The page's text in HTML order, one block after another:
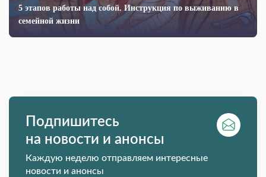
5 этапов работы над собой. Инструкция по выживанию в
семейной жизни
Подпишитесь
на новости и анонсы
Каждую неделю отправляем интересные
новости и анонсы